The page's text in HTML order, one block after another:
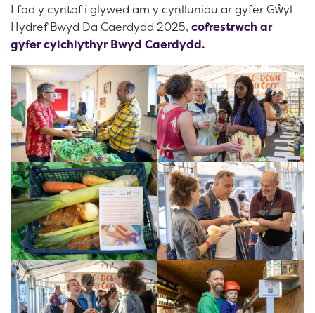
I fod y cyntaf i glywed am y cynlluniau ar gyfer Gŵyl
Hydref Bwyd Da Caerdydd 2025, cofrestrwch ar
gyfer cylchlythyr Bwyd Caerdydd.